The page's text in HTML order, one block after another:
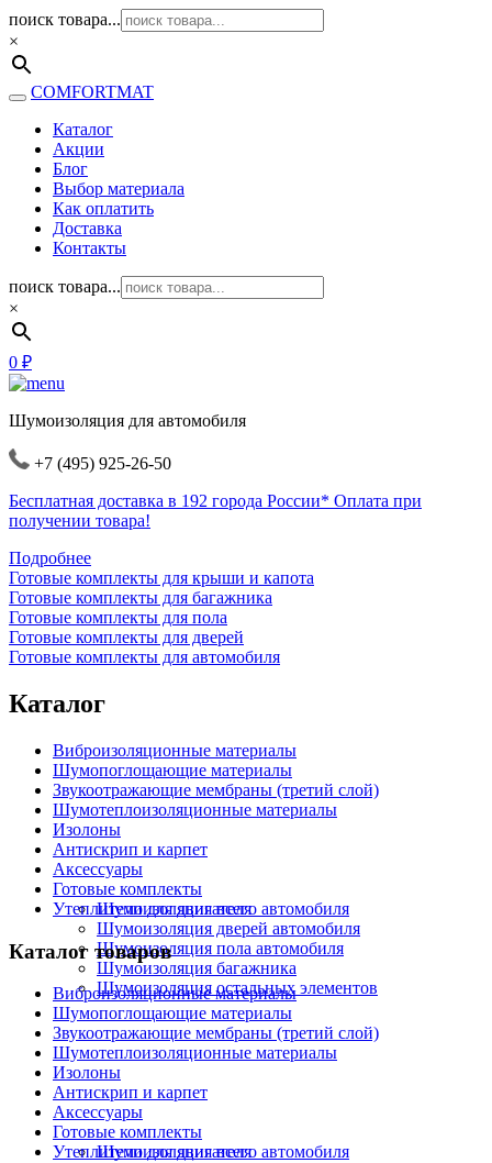
поиск товара...
×
COMFORTMAT
Каталог
Акции
Блог
Выбор материала
Как оплатить
Доставка
Контакты
поиск товара...
×
0 ₽
Шумоизоляция для автомобиля
+7 (495) 925-26-50
Бесплатная доставка в 192 города России* Оплата при
получении товара!
Подробнее
Готовые комплекты для крыши и капота
Готовые комплекты для багажника
Готовые комплекты для пола
Готовые комплекты для дверей
Готовые комплекты для автомобиля
Каталог
Виброизоляционные материалы
Шумопоглощающие материалы
Звукоотражающие мембраны (третий слой)
Шумотеплоизоляционные материалы
Изолоны
Антискрип и карпет
Аксессуары
Готовые комплекты
Шумоизоляция всего автомобиля
Шумоизоляция дверей автомобиля
Шумоизоляция пола автомобиля
Шумоизоляция багажника
Шумоизоляция остальных элементов
Утеплители для двигателя
Каталог товаров
Виброизоляционные материалы
Шумопоглощающие материалы
Звукоотражающие мембраны (третий слой)
Шумотеплоизоляционные материалы
Изолоны
Антискрип и карпет
Аксессуары
Готовые комплекты
Шумоизоляция всего автомобиля
Утеплители для двигателя